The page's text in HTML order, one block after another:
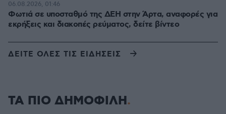
Φωτιά σε υποσταθμό της ΔΕΗ στην Άρτα, αναφορές για
εκρήξεις και διακοπές ρεύματος, δείτε βίντεο
06.08.2026, 01:46
ΔΕΙΤΕ ΟΛΕΣ ΤΙΣ ΕΙΔΗΣΕΙΣ
ΤΑ ΠΙΟ ΔΗΜΟΦΙΛΗ